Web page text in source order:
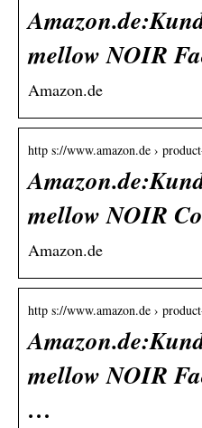
mellow NOIR
Amazon.de
http s://www.amazon.de ›
mellow NOIR
Amazon.de
http s://www.amazon.de ›
mellow NOIR
…